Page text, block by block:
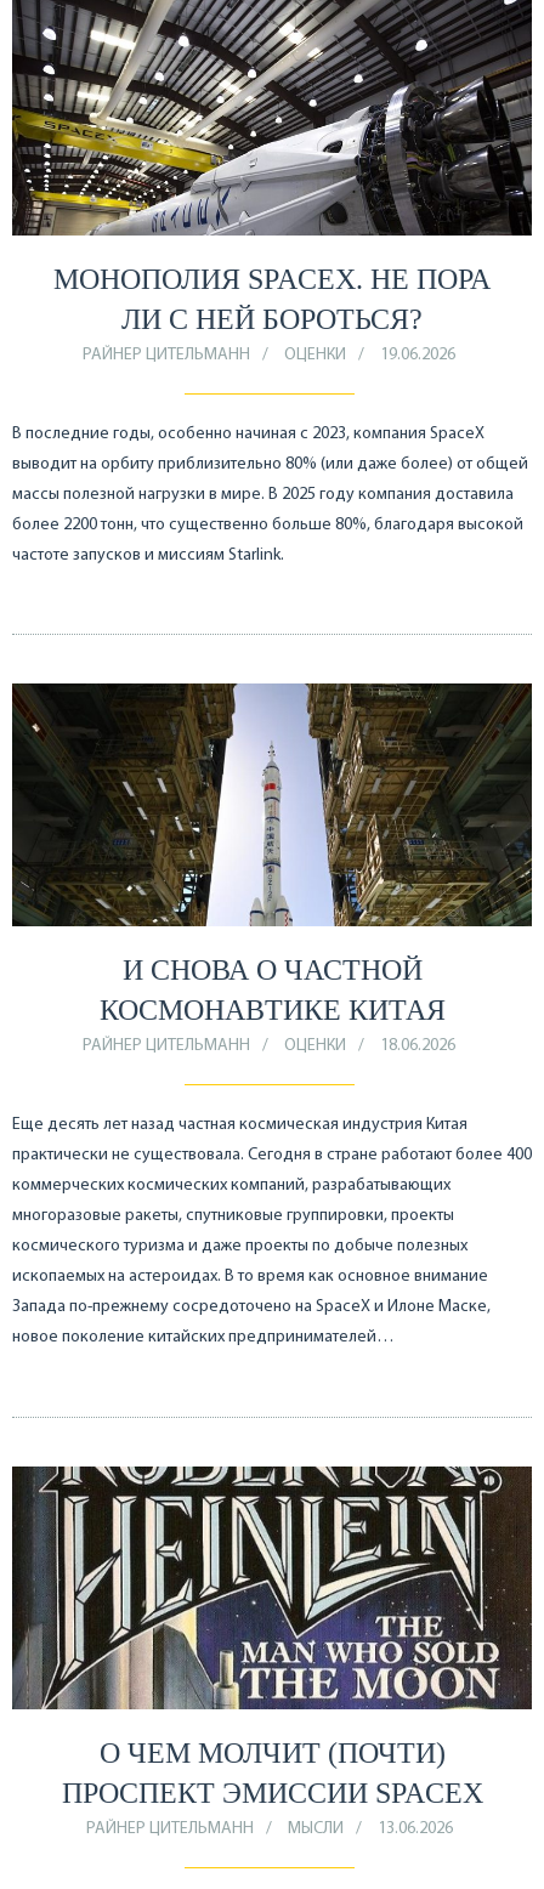
МОНОПОЛИЯ SPACEX. НЕ ПОРА
ЛИ С НЕЙ БОРОТЬСЯ?
РАЙНЕР ЦИТЕЛЬМАНН ОЦЕНКИ 19.06.2026
В последние годы, особенно начиная с 2023, компания SpaceX
выводит на орбиту приблизительно 80% (или даже более) от общей
массы полезной нагрузки в мире. В 2025 году компания доставила
более 2200 тонн, что существенно больше 80%, благодаря высокой
частоте запусков и миссиям Starlink.
И СНОВА О ЧАСТНОЙ
КОСМОНАВТИКЕ КИТАЯ
РАЙНЕР ЦИТЕЛЬМАНН ОЦЕНКИ 18.06.2026
Еще десять лет назад частная космическая индустрия Китая
практически не существовала. Сегодня в стране работают более 400
коммерческих космических компаний, разрабатывающих
многоразовые ракеты, спутниковые группировки, проекты
космического туризма и даже проекты по добыче полезных
ископаемых на астероидах. В то время как основное внимание
Запада по-прежнему сосредоточено на SpaceX и Илоне Маске,
новое поколение китайских предпринимателей…
О ЧЕМ МОЛЧИТ (ПОЧТИ)
ПРОСПЕКТ ЭМИССИИ SPACEX
РАЙНЕР ЦИТЕЛЬМАНН МЫСЛИ 13.06.2026